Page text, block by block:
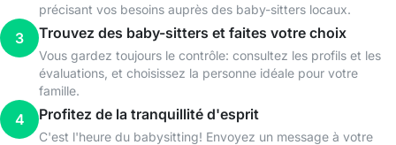
précisant vos besoins auprès des baby-sitters locaux.
3 Trouvez des baby-sitters et faites votre choix
Vous gardez toujours le contrôle: consultez les profils et les
évaluations, et choisissez la personne idéale pour votre
famille.
4 Profitez de la tranquillité d'esprit
C'est l'heure du babysitting! Envoyez un message à votre